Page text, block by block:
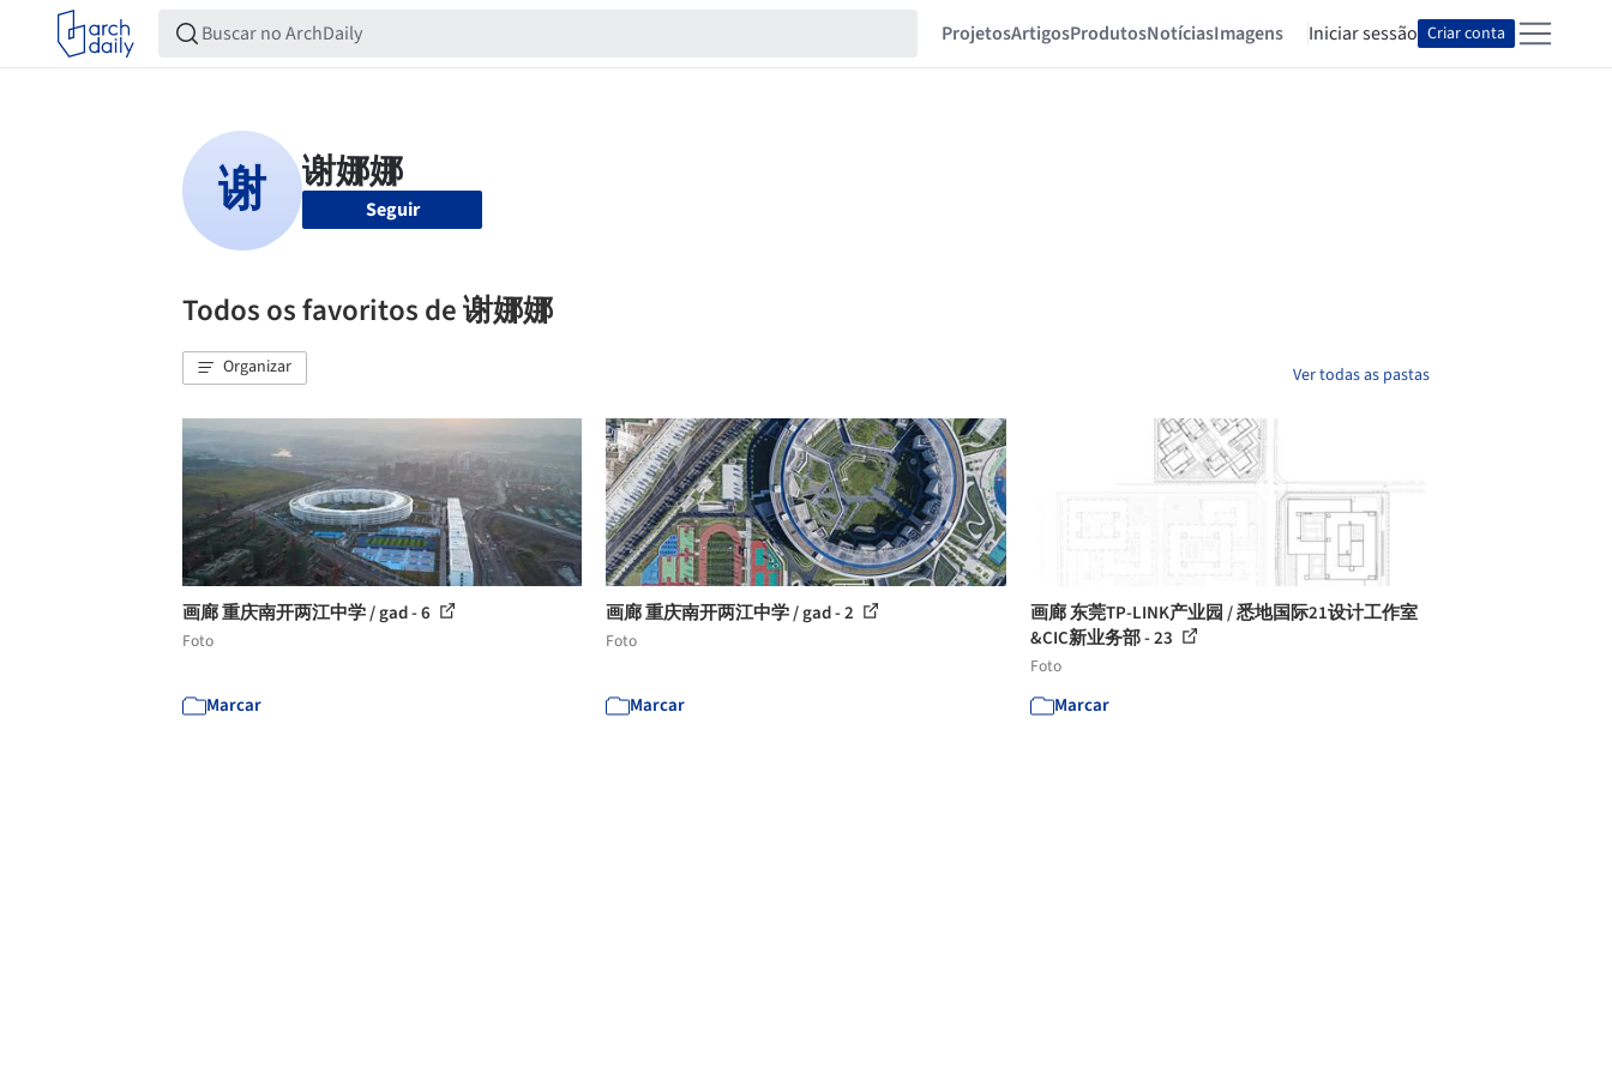
ProjetosArtigosProdutosNotíciasImagens Iniciar sessão Criar conta
Seguir
Todos os favoritos de 谢娜娜
Organizar Ver todas as pastas
画廊 重庆南开两江中学 / gad - 6
Foto
Marcar
画廊 重庆南开两江中学 / gad - 2
Foto
Marcar
画廊 东莞TP-LINK产业园 / 悉地国际21设计工作室
&CIC新业务部 - 23
Foto
Marcar